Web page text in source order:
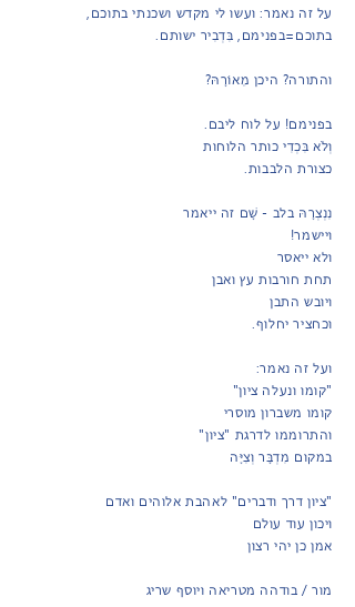
על זה נאמר: ועשו לי מקדש ושכנתי בתוכם,
בתוכם=בפנימם, בִּדְבִיר ישותם.
והתורה? היכן מֵאוֹרָהּ?
בפנימם! על לוח ליבם.
וְלֹא בִּכְדִי כותר הלוחות
כצורת הלבבות.
נִנְצְרָהּ בלב - שָׁם זה ייאמר
ויישמר!
ולא ייאסר
תחת חורבות עץ ואבן
ויובש התבן
וכחציר יחלוף.
ועל זה נאמר:
"קומו ונעלה ציון"
קומו משברון מוסרי
והתרוממו לדרגת "ציון"
במקום מִדְבָּר וְצִיָּה
"ציון דרך ודברים" לאהבת אלוהים ואדם
ויכון עוד עולם
אמן כן יהי רצון
מור / בודהה מטריאה ויוסף שריג